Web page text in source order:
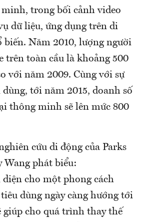
trong bối cảnh video
dữ liệu, ứng dụng trên di
biến. Năm 2010, lượng người
trên toàn cầu là khoảng 500
với năm 2009. Cùng với sự
tới năm 2015, doanh số
thông minh sẽ lên mức 800
cứu di động của Parks
Wang phát biểu:
cho một phong cách
dùng ngày càng hướng tới
giúp cho quá trình thay thế